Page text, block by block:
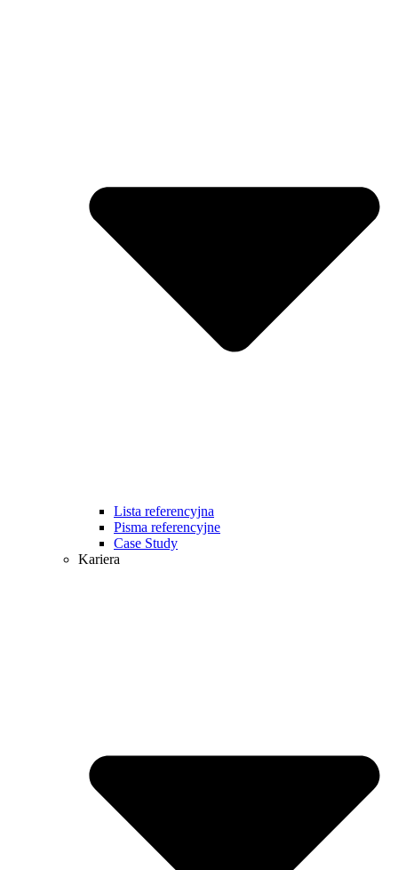
Lista referencyjna
Pisma referencyjne
Case Study
Kariera